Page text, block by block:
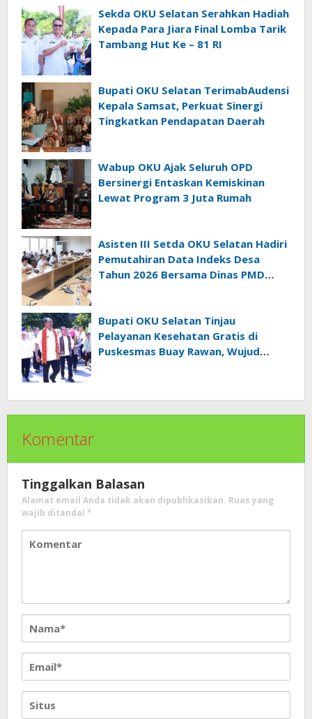
Sekda OKU Selatan Serahkan Hadiah
Kepada Para Jiara Final Lomba Tarik
Tambang Hut Ke – 81 RI
Bupati OKU Selatan TerimabAudensi
Kepala Samsat, Perkuat Sinergi
Tingkatkan Pendapatan Daerah
Wabup OKU Ajak Seluruh OPD
Bersinergi Entaskan Kemiskinan
Lewat Program 3 Juta Rumah
Asisten III Setda OKU Selatan Hadiri
Pemutahiran Data Indeks Desa
Tahun 2026 Bersama Dinas PMD
Bupati OKU Selatan Tinjau
Pelayanan Kesehatan Gratis di
Puskesmas Buay Rawan, Wujud
Komentar
Tinggalkan Balasan
Alamat email Anda tidak akan dipublikasikan. Ruas yang
wajib ditandai *